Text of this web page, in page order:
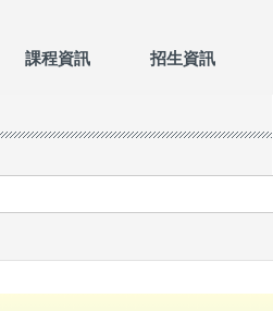
課程資訊 招生資訊